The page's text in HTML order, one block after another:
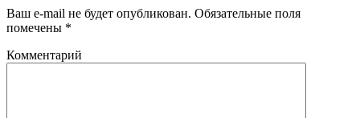
Ваш e-mail не будет опубликован. Обязательные поля
помечены *
Комментарий